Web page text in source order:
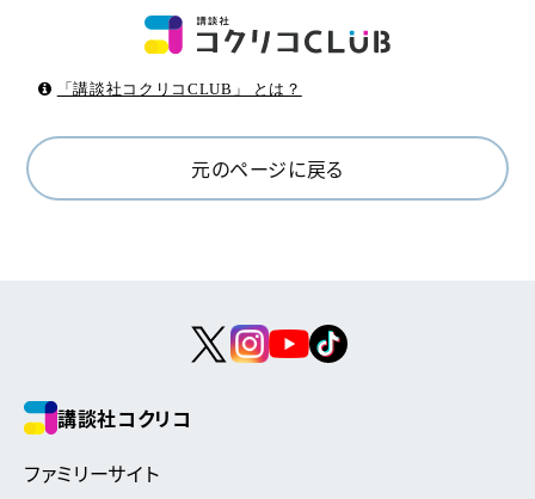
「講談社コクリコCLUB」 とは？
元のページに戻る
講談社コクリコ
ファミリーサイト